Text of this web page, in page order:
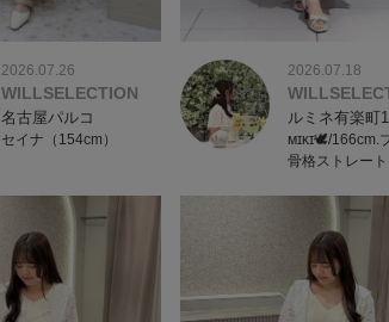
2026.07.26
WILLSELECTION
名古屋パルコ
セイナ（154cm）
2026.07.18
ルミネ有楽町1
ᴍɪᴋɪ🕊/166cm.
骨格ストレート